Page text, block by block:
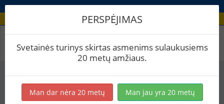
Aludario paskyra
PERSPĖJIMAS
Svetainės turinys skirtas asmenims sulaukusiems
20 metų amžiaus.
Man dar nėra 20 metų Man jau yra 20 metų